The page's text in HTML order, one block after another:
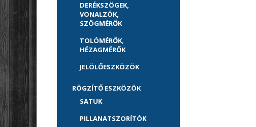
DERÉKSZÖGEK,
VONALZÓK,
SZÖGMÉRŐK
TOLÓMÉRŐK,
HÉZAGMÉRŐK
JELÖLŐESZKÖZÖK
RÖGZÍTŐ ESZKÖZÖK
SATUK
PILLANATSZORÍTÓK